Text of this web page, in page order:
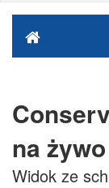
na żywo
Widok ze